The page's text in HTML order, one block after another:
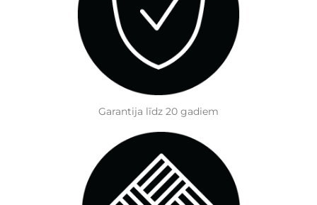
Garantija līdz 20 gadiem